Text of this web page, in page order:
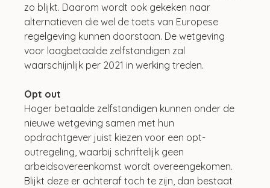
zo blijkt. Daarom wordt ook gekeken naar
alternatieven die wel de toets van Europese
regelgeving kunnen doorstaan. De wetgeving
voor laagbetaalde zelfstandigen zal
waarschijnlijk per 2021 in werking treden.
Opt out
Hoger betaalde zelfstandigen kunnen onder de
nieuwe wetgeving samen met hun
opdrachtgever juist kiezen voor een opt-
outregeling, waarbij schriftelijk geen
arbeidsovereenkomst wordt overeengekomen.
Blijkt deze er achteraf toch te zijn, dan bestaat